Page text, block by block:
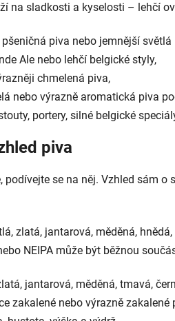
na sladkosti a kyselosti – lehčí
pšeničná piva nebo jemnější světlá
Ale nebo lehčí belgické styly,
chmelená piva,
nebo výrazně aromatická piva
portery, silné belgické
piva
podívejte se na něj. Vzhled sám
zlatá, jantarová, měděná,
NEIPA může být běžnou
jantarová, měděná, tmavá,
zakalené nebo výrazně zakalené